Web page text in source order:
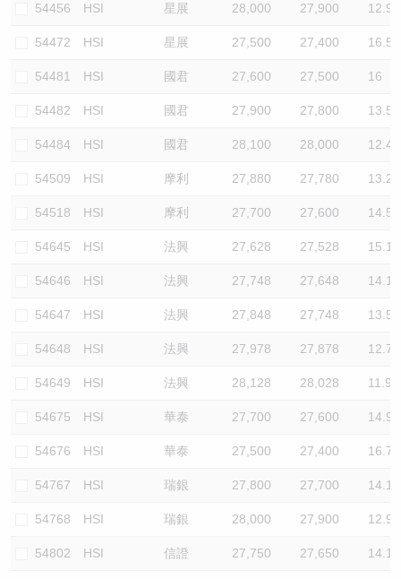
54456 HSI 星展 28,000 27,900 12.9
54472 HSI 星展 27,500 27,400 16.5
54481 HSI 國君 27,600 27,500 16
54482 HSI 國君 27,900 27,800 13.5
54484 HSI 國君 28,100 28,000 12.4
54509 HSI 摩利 27,880 27,780 13.2
54518 HSI 摩利 27,700 27,600 14.5
54645 HSI 法興 27,628 27,528 15.1
54646 HSI 法興 27,748 27,648 14.1
54647 HSI 法興 27,848 27,748 13.5
54648 HSI 法興 27,978 27,878 12.7
54649 HSI 法興 28,128 28,028 11.9
54675 HSI 華泰 27,700 27,600 14.9
54676 HSI 華泰 27,500 27,400 16.7
54767 HSI 瑞銀 27,800 27,700 14.1
54768 HSI 瑞銀 28,000 27,900 12.9
54802 HSI 信證 27,750 27,650 14.1